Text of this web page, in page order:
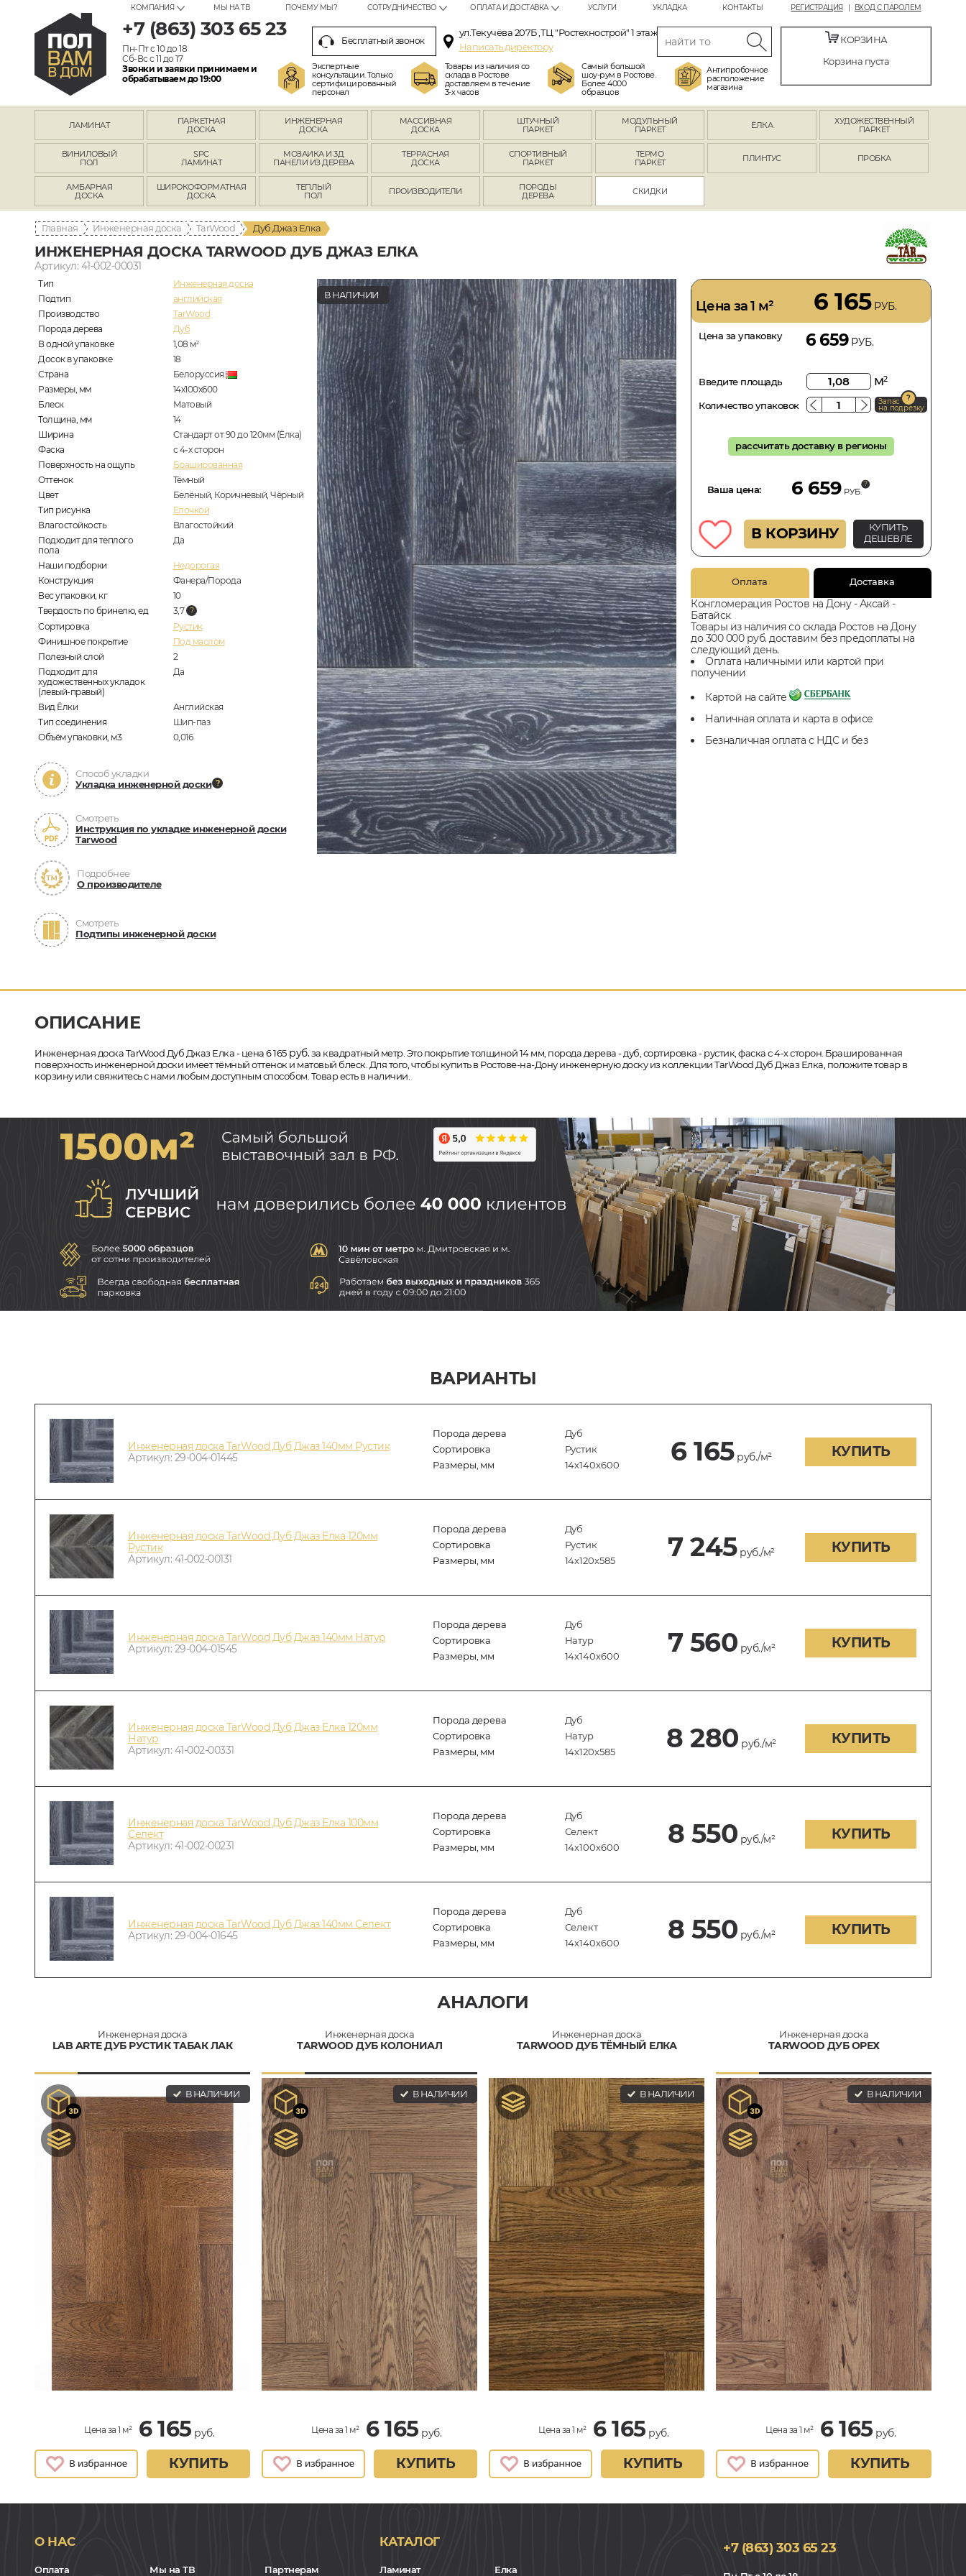
РЕГИСТРАЦИЯ ВХОД С ПАРОЛЕМ
КОМПАНИЯ МЫ НА ТВ ПОЧЕМУ МЫ? СОТРУДНИЧЕСТВО ОПЛАТА И ДОСТАВКА УСЛУГИ УКЛАДКА КОНТАКТЫ
+7 (863) 303 65 23
Пн-Пт с 10 до 18
Сб-Вс с 11 до 17
Звонки и заявки принимаем и
обрабатываем до 19:00
Бесплатный звонок
ул.Текучёва 207Б ,ТЦ "Ростехнострой" 1 этаж
Написать директору
Экспертные
консультации. Только
сертифицированный
персонал
Товары из наличия со
склада в Ростове
доставляем в течение
3-х часов
Самый большой
шоу-рум в Ростове.
Более 4000
образцов
Антипробочное
расположение
магазина
КОРЗИНА
Корзина пуста
ЛАМИНАТ
ПАРКЕТНАЯ
ДОСКА
ИНЖЕНЕРНАЯ
ДОСКА
МАССИВНАЯ
ДОСКА
ШТУЧНЫЙ
ПАРКЕТ
МОДУЛЬНЫЙ
ПАРКЕТ
ЁЛКА
ХУДОЖЕСТВЕННЫЙ
ПАРКЕТ
ВИНИЛОВЫЙ
ПОЛ
SPC
ЛАМИНАТ
МОЗАИКА И 3Д
ПАНЕЛИ ИЗ ДЕРЕВА
ТЕРРАСНАЯ
ДОСКА
СПОРТИВНЫЙ
ПАРКЕТ
ТЕРМО
ПАРКЕТ
ПЛИНТУС ПРОБКА
АМБАРНАЯ
ДОСКА
ШИРОКОФОРМАТНАЯ
ДОСКА
ТЕПЛЫЙ
ПОЛ
ПРОИЗВОДИТЕЛИ
ПОРОДЫ
ДЕРЕВА
СКИДКИ
Главная Инженерная доска TarWood Дуб Джаз Елка
ИНЖЕНЕРНАЯ ДОСКА TARWOOD ДУБ ДЖАЗ ЕЛКА
Артикул: 41-002-00031
Тип
Инженерная доска
Подтип
английская
Производство
TarWood
Порода дерева
Дуб
В одной упаковке
1,08 м2
Досок в упаковке
18
Страна
Белоруссия
Размеры, мм
14х100х600
Блеск
Матовый
Толщина, мм
14
Ширина
Стандарт от 90 до 120мм (Ёлка)
Фаска
с 4-х сторон
Поверхность на ощупь
Брашированная
Оттенок
Тёмный
Цвет
Белёный, Коричневый, Чёрный
Тип рисунка
Елочкой
Влагостойкость
Влагостойкий
Подходит для теплого
пола
Да
Наши подборки
Недорогая
Конструкция
Фанера/Порода
Вес упаковки, кг
10
Твердость по бринелю, ед
3,7
Сортировка
Рустик
Финишное покрытие
Под маслом
Полезный слой
2
Подходит для
художественных укладок
(левый-правый)
Да
Вид Ёлки
Английская
Тип соединения
Шип-паз
Объём упаковки, м3
0,016
Способ укладки
Укладка инженерной доски
Смотреть
Инструкция по укладке инженерной доски
Tarwood
Подробнее
О производителе
Смотреть
Подтипы инженерной доски
В НАЛИЧИИ
Цена за 1 м² 6 165РУБ.
Цена за упаковку 6 659РУБ.
Введите площадь м2
Количество упаковок Запас
на подрезку
рассчитать доставку в регионы
Ваша цена: 6 659 РУБ.
В КОРЗИНУ
КУПИТЬ
ДЕШЕВЛЕ
Оплата Доставка
Конгломерация Ростов на Дону - Аксай -
Батайск
Товары из наличия со склада Ростов на Дону
до 300 000 руб. доставим без предоплаты на
следующий день.
Оплата наличными или картой при
получении
Картой на сайте
Наличная оплата и карта в офисе
Безналичная оплата с НДС и без
ОПИСАНИЕ
Инженерная доска TarWood Дуб Джаз Елка - цена 6 165руб.за квадратный метр. Это покрытие толщиной 14 мм, порода дерева - дуб, сортировка - рустик, фаска с 4-х сторон. Брашированная
поверхность инженерной доски имеет тёмный оттенок и матовый блеск. Для того, чтобы купить в Ростове-на-Дону инженерную доску из коллекции TarWood Дуб Джаз Елка, положите товар в
корзину или свяжитесь с нами любым доступным способом. Товар есть в наличии.
ВАРИАНТЫ
Инженерная доска TarWood Дуб Джаз 140мм Рустик
Артикул: 29-004-01445
Порода дерева
Дуб
Сортировка
Рустик
Размеры, мм
14х140х600 6 165руб./м² КУПИТЬ
Инженерная доска TarWood Дуб Джаз Елка 120мм
Рустик
Артикул: 41-002-00131
Порода дерева
Дуб
Сортировка
Рустик
Размеры, мм
14x120x585 7 245руб./м² КУПИТЬ
Инженерная доска TarWood Дуб Джаз 140мм Натур
Артикул: 29-004-01545
Порода дерева
Дуб
Сортировка
Натур
Размеры, мм
14х140х600 7 560 руб./м² КУПИТЬ
Инженерная доска TarWood Дуб Джаз Елка 120мм
Натур
Артикул: 41-002-00331
Порода дерева
Дуб
Сортировка
Натур
Размеры, мм
14x120x585 8 280 руб./м² КУПИТЬ
Инженерная доска TarWood Дуб Джаз Елка 100мм
Селект
Артикул: 41-002-00231
Порода дерева
Дуб
Сортировка
Селект
Размеры, мм
14х100х600 8 550 руб./м² КУПИТЬ
Инженерная доска TarWood Дуб Джаз 140мм Селект
Артикул: 29-004-01645
Порода дерева
Дуб
Сортировка
Селект
Размеры, мм
14х140х600 8 550 руб./м² КУПИТЬ
АНАЛОГИ
Инженерная доска
LAB ARTE ДУБ РУСТИК ТАБАК ЛАК
В НАЛИЧИИ
Цена за 1 м² 6 165 руб.
КУПИТЬ
Инженерная доска
TARWOOD ДУБ КОЛОНИАЛ
В НАЛИЧИИ
Цена за 1 м² 6 165 руб.
КУПИТЬ
Инженерная доска
TARWOOD ДУБ ТЁМНЫЙ ЕЛКА
В НАЛИЧИИ
Цена за 1 м² 6 165 руб.
КУПИТЬ
Инженерная доска
TARWOOD ДУБ ОРЕХ
В НАЛИЧИИ
Цена за 1 м² 6 165 руб.
КУПИТЬ
О НАС
Оплата Мы на ТВ Партнерам
КАТАЛОГ
Ламинат Елка
+7 (863) 303 65 23